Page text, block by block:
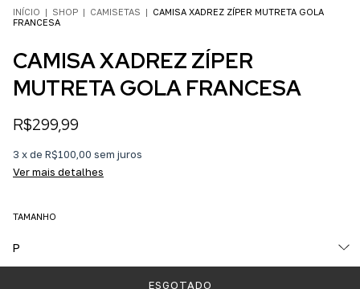
INÍCIO | SHOP | CAMISETAS |
CAMISA XADREZ ZÍPER MUTRETA GOLA
FRANCESA
CAMISA XADREZ ZÍPER
MUTRETA GOLA FRANCESA
R$299,99
3 xde R$100,00 sem juros
Ver mais detalhes
TAMANHO